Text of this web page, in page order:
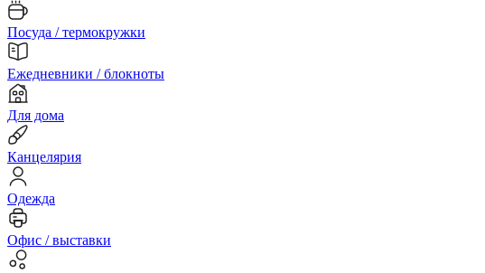
Посуда / термокружки
Ежедневники / блокноты
Для дома
Канцелярия
Одежда
Офис / выставки